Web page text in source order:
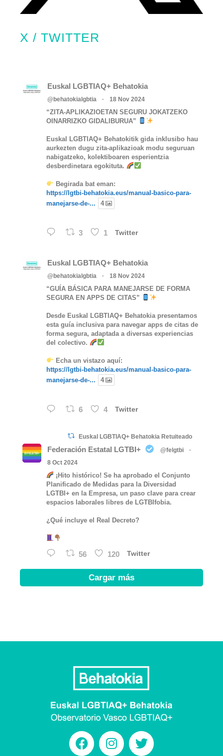
X / TWITTER
Euskal LGBTIAQ+ Behatokia
@behatokialgbtia · 18 Nov 2024
“ZITA-APLIKAZIOETAN SEGURU JOKATZEKO
OINARRIZKO GIDALIBURUA”
Euskal LGBTIAQ+ Behatokitik gida inklusibo hau
aurkezten dugu zita-aplikazioak modu seguruan
nabigatzeko, kolektiboaren esperientzia
desberdinetara egokituta.
Begirada bat eman:
https://lgtbi-behatokia.eus/manual-basico-para-
manejarse-de-...
4
3 1 Twitter
Euskal LGBTIAQ+ Behatokia
@behatokialgbtia · 18 Nov 2024
“GUÍA BÁSICA PARA MANEJARSE DE FORMA
SEGURA EN APPS DE CITAS”
Desde Euskal LGBTIAQ+ Behatokia presentamos
esta guía inclusiva para navegar apps de citas de
forma segura, adaptada a diversas experiencias
del colectivo.
Echa un vistazo aquí:
https://lgtbi-behatokia.eus/manual-basico-para-
manejarse-de-...
4
6 4 Twitter
Euskal LGBTIAQ+ Behatokia Retuiteado
Federación Estatal LGTBI+ @felgtbi
·
8 Oct 2024
¡Hito histórico! Se ha aprobado el Conjunto
Planificado de Medidas para la Diversidad
LGTBI+ en la Empresa, un paso clave para crear
espacios laborales libres de LGTBIfobia.
¿Qué incluye el Real Decreto?
56 120 Twitter
Cargar más